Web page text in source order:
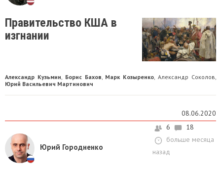
Правительство КША в
изгнании
Александр Кузьмин, Борис Бахов, Марк Козыренко, Александр Соколов,
Юрий Васильевич Мартинович
08.06.2020
Юрий Городненко
6
18
больше месяца
назад